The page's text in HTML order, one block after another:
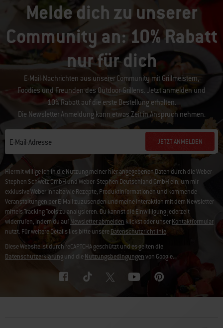
Melde dich zu unserer
Community an: 10% Rabatt
nur für dich
E-Mail-Nachrichten aus unserer Community mit Grillmeistern,
Foodies und Freunden des Outdoor-Grillens. Jetzt anmelden und
10% Rabatt auf die erste Bestellung erhalten.
Die Newsletter Anmeldung kann etwas Zeit in Anspruch nehmen.
E-Mail-Adresse JETZT ANMELDEN
Hiermit willige ich in die Nutzung meiner hier angegebenen Daten durch die Weber-
Stephen Schweiz GmbH und Weber-Stephen Deutschland GmbH ein, um mir
exklusive Weber Inhalte wie Rezepte, Produktinformationen und kommende
Veranstaltungen per E-Mail zuzusenden und meine Interaktion mit dem Newsletter
mittels Tracking Tools zu analysieren. Du kannst die Einwilligung jederzeit
widerrufen, indem du aufNewsletter abmelden klickst oder unserKontaktformular
nutzt. Für weitere Details lies bitte unsereDatenschutzrichtlinie.
Diese Website ist durch reCAPTCHA geschützt und es gelten die
Datenschutzerklärungund dieNutzungsbedingungenvon Google.